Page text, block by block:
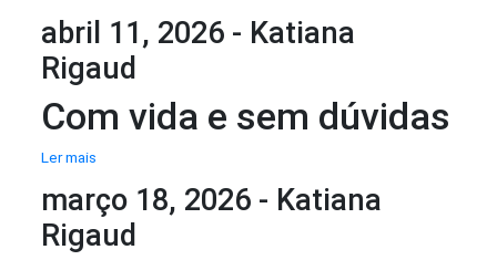
abril 11, 2026 - Katiana
Rigaud
Com vida e sem dúvidas
Ler mais
março 18, 2026 - Katiana
Rigaud